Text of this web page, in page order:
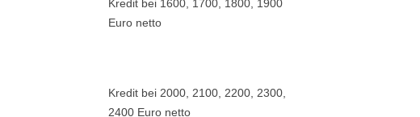
Kredit bei 1600, 1700, 1800, 1900
Euro netto
Kredit bei 2000, 2100, 2200, 2300,
2400 Euro netto